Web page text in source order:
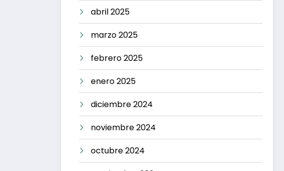
abril 2025
marzo 2025
febrero 2025
enero 2025
diciembre 2024
noviembre 2024
octubre 2024